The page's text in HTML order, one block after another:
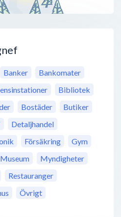
Banker
Bankomater
Bibliotek
Bostäder
Butiker
Detaljhandel
Försäkring
Gym
Museum
Myndigheter
Restauranger
Övrigt